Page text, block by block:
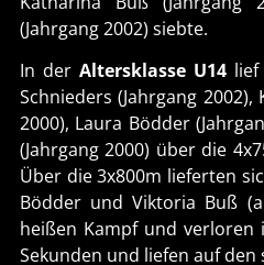
(Jahrgang 2002) siebte.
In der Altersklasse U14lief
Schnieders (Jahrgang
2000), Laura Bödder
(Jahrgang 2000) über die
Über die 3x800m lieferten
Bödder und Viktoria Buß
heißen Kampf und
Sekunden und liefen auf den